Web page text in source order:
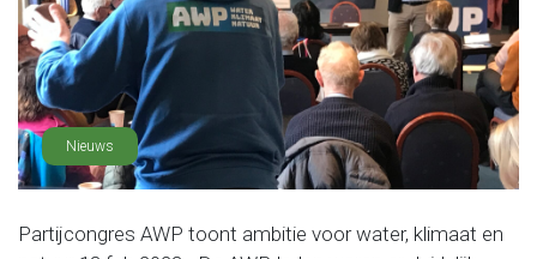
Nieuws
Partijcongres AWP toont ambitie voor water, klimaat en